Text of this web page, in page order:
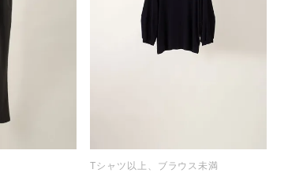
Tシャツ以上、ブラウス未満